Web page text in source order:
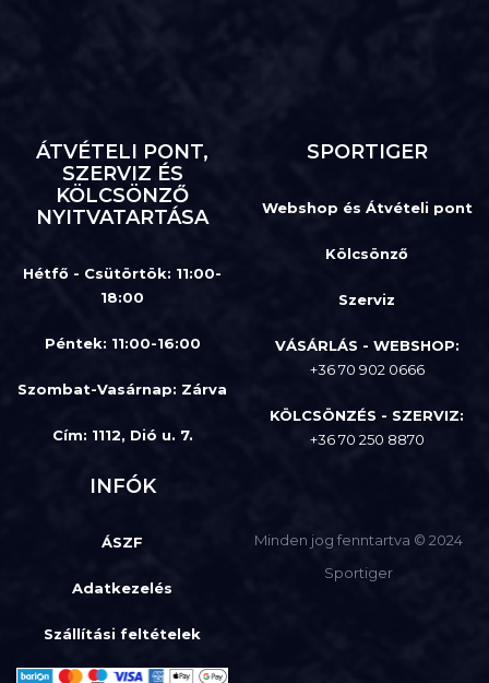
ÁTVÉTELI PONT,
SZERVIZ ÉS
KÖLCSÖNZŐ
NYITVATARTÁSA
Hétfő - Csütörtök: 11:00-
18:00
Péntek: 11:00-16:00
Szombat-Vasárnap: Zárva
Cím: 1112, Dió u. 7.
SPORTIGER
Webshop és Átvételi pont
Kölcsönző
Szerviz
VÁSÁRLÁS - WEBSHOP:
+36 70 902 0666
KÖLCSÖNZÉS - SZERVIZ:
+36 70 250 8870
INFÓK
ÁSZF
Adatkezelés
Szállítási feltételek
Minden jog fenntartva © 2024
Sportiger